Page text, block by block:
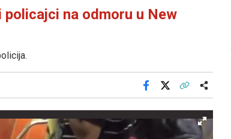
policajci na odmoru u New
Facebook